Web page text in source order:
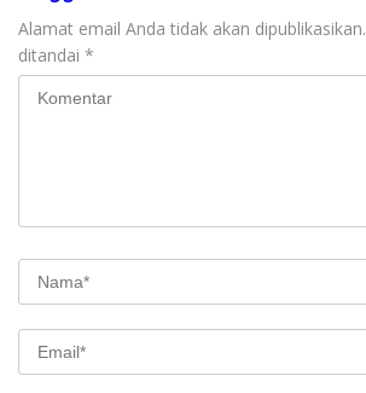
Alamat email Anda tidak akan dipublikasikan.
ditandai *